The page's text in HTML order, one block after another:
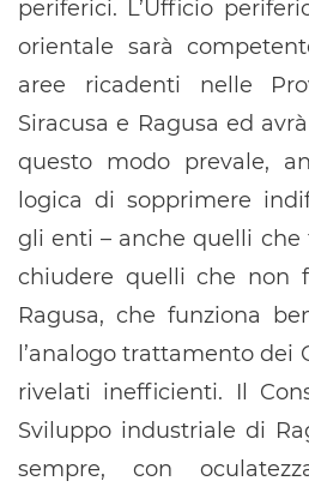
periferici. L’Ufficio
orientale sarà
aree ricadenti nelle
Siracusa e Ragusa ed
questo modo prevale,
logica di sopprimere
gli enti – anche quelli che
chiudere quelli che non
Ragusa, che funziona
l’analogo trattamento dei
rivelati inefficienti. Il
Sviluppo industriale di
sempre, con